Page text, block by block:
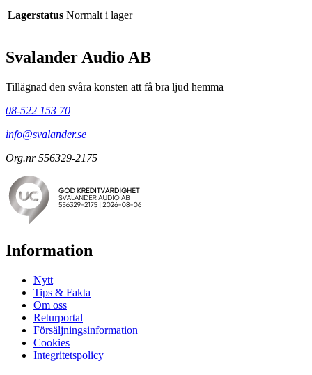
Lagerstatus Normalt i lager
Svalander Audio AB
Tillägnad den svåra konsten att få bra ljud hemma
08-522 153 70
info@svalander.se
Org.nr 556329-2175
Information
Nytt
Tips & Fakta
Om oss
Returportal
Försäljningsinformation
Cookies
Integritetspolicy